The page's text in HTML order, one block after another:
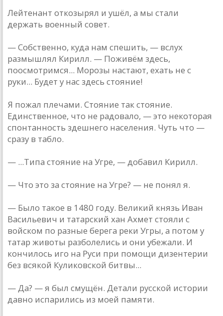
Лейтенант откозырял и ушёл, а мы стали
держать военный совет.
— Собственно, куда нам спешить, — вслух
размышлял Кирилл. — Поживём здесь,
поосмотримся... Морозы настают, ехать не с
руки... Будет у нас здесь стояние!
Я пожал плечами. Стояние так стояние.
Единственное, что не радовало, — это некоторая
спонтанность здешнего населения. Чуть что —
сразу в табло.
— ...Типа стояние на Угре, — добавил Кирилл.
— Что это за стояние на Угре? — не понял я.
— Было такое в 1480 году. Великий князь Иван
Васильевич и татарский хан Ахмет стояли с
войском по разные берега реки Угры, а потом у
татар животы разболелись и они убежали. И
кончилось иго на Руси при помощи дизентерии
без всякой Куликовской битвы...
— Да? — я был смущён. Детали русской истории
давно испарились из моей памяти.